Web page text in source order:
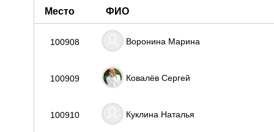
Место ФИО
100908 Воронина Марина
100909 Ковалёв Сергей
100910 Куклина Наталья